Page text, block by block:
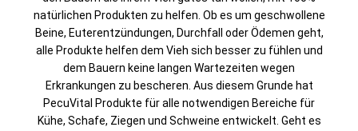
natürlichen Produkten zu helfen. Ob es um geschwollene
Beine, Euterentzündungen, Durchfall oder Ödemen geht,
alle Produkte helfen dem Vieh sich besser zu fühlen und
dem Bauern keine langen Wartezeiten wegen
Erkrankungen zu bescheren. Aus diesem Grunde hat
PecuVital Produkte für alle notwendigen Bereiche für
Kühe, Schafe, Ziegen und Schweine entwickelt. Geht es